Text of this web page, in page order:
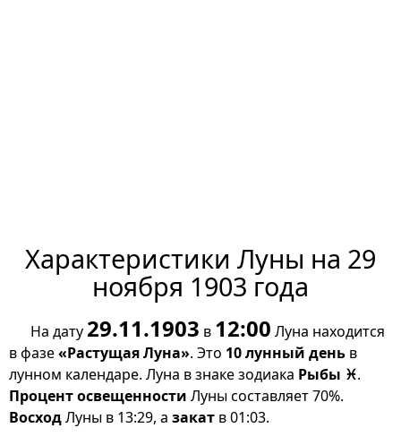
Характеристики Луны на 29
ноября 1903 года
На дату 29.11.1903 в 12:00 Луна находится
в фазе«Растущая Луна». Это 10 лунный день в
лунном календаре. Луна в знаке зодиака Рыбы ♓.
Процент освещенности Луны составляет 70%.
ВосходЛуны в 13:29, а закат в 01:03.